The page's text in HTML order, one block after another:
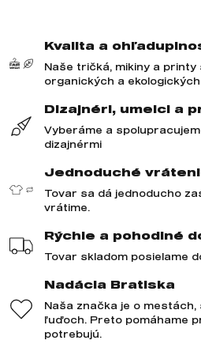
Kvalita a
Naše tričká, mikiny a printy
organických a
Dizajnéri, umelci a
Vyberáme a
dizajnérmi
Jednoduché
Tovar sa dá jednoducho
vrátime.
Rýchle a pohodlné
Tovar skladom posielame
Nadácia Bratiska
Naša značka je o
ľuďoch. Preto pomáhame
potrebujú.